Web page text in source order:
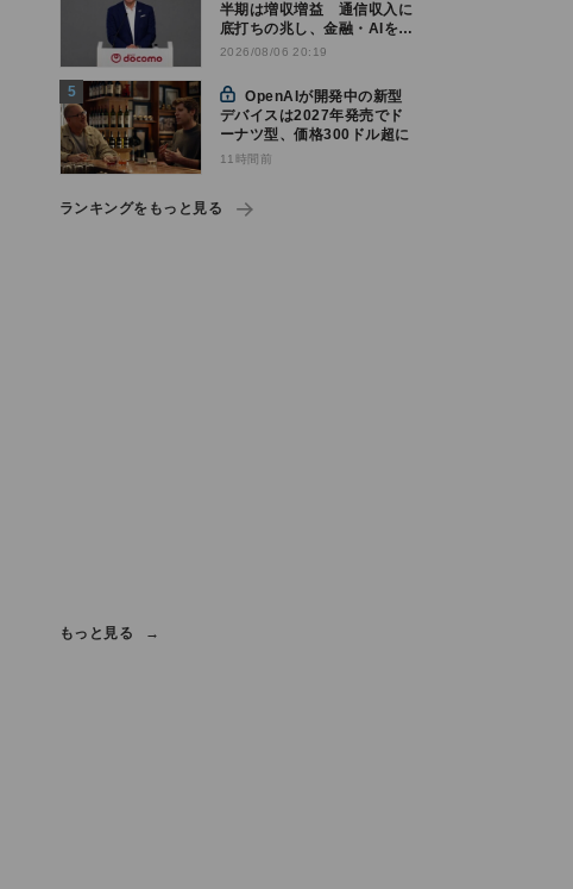
半期は増収増益 通信収入に
底打ちの兆し、金融・AIを強
化
2026/08/06 20:19
OpenAIが開発中の新型
デバイスは2027年発売でド
ーナツ型、価格300ドル超に
11時間前
ランキングをもっと見る
もっと見る